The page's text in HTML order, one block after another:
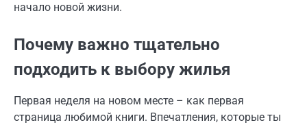
начало новой жизни.
Почему важно тщательно
подходить к выбору жилья
Первая неделя на новом месте – как первая
страница любимой книги. Впечатления, которые ты